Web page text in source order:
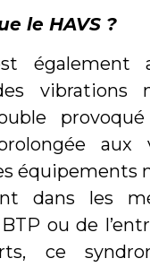
le HAVS ?
également
vibrations
aux
équipements
dans les
ou de
ce